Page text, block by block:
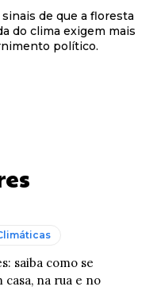
de que a floresta
do clima exigem mais
político.
saiba como se
na rua e no